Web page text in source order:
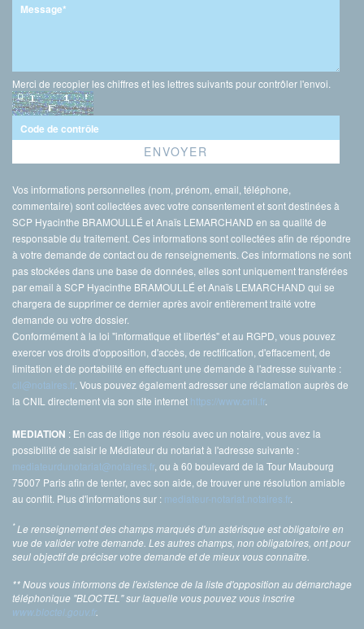
Merci de recopier les chiffres et les lettres suivants pour contrôler l'envoi.
Vos informations personnelles (nom, prénom, email, téléphone,
commentaire) sont collectées avec votre consentement et sont destinées à
SCP Hyacinthe BRAMOULLÉ et Anaïs LEMARCHAND en sa qualité de
responsable du traitement. Ces informations sont collectées afin de répondre
à votre demande de contact ou de renseignements. Ces informations ne sont
pas stockées dans une base de données, elles sont uniquement transférées
par email à SCP Hyacinthe BRAMOULLÉ et Anaïs LEMARCHAND qui se
chargera de supprimer ce dernier après avoir entièrement traité votre
demande ou votre dossier.
Conformément à la loi "informatique et libertés" et au RGPD, vous pouvez
exercer vos droits d'opposition, d'accès, de rectification, d'effacement, de
limitation et de portabilité en effectuant une demande à l'adresse suivante :
cil@notaires.fr. Vous pouvez également adresser une réclamation auprès de
la CNIL directement via son site internet https://www.cnil.fr.
MEDIATION : En cas de litige non résolu avec un notaire, vous avez la
possibilité de saisir le Médiateur du notariat à l'adresse suivante :
mediateurdunotariat@notaires.fr, ou à 60 boulevard de la Tour Maubourg
75007 Paris afin de tenter, avec son aide, de trouver une résolution amiable
au conflit. Plus d'informations sur : mediateur-notariat.notaires.fr.
*Le renseignement des champs marqués d'un astérisque est obligatoire en
vue de valider votre demande. Les autres champs, non obligatoires, ont pour
seul objectif de préciser votre demande et de mieux vous connaître.
** Nous vous informons de l'existence de la liste d'opposition au démarchage
téléphonique "BLOCTEL" sur laquelle vous pouvez vous inscrire
www.bloctel.gouv.fr.